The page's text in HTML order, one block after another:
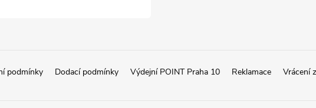
podmínky Dodací podmínky Výdejní POINT Praha 10 Reklamace Vrácení